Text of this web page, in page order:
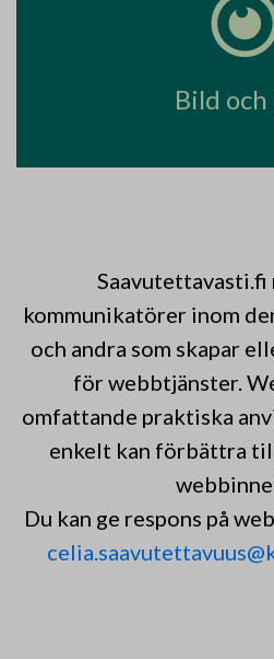
Bild och
kommunikatörer inom
och andra som skapar
för webbtjänster.
omfattande praktiska
enkelt kan förbättra
Du kan ge respons på